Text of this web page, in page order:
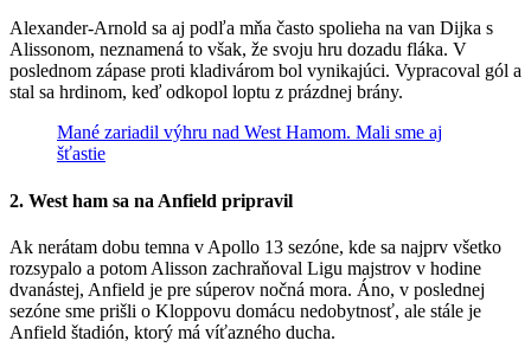
Alexander-Arnold sa aj podľa mňa často spolieha na van Dijka s
Alissonom, neznamená to však, že svoju hru dozadu fláka. V
poslednom zápase proti kladivárom bol vynikajúci. Vypracoval gól a
stal sa hrdinom, keď odkopol loptu z prázdnej brány.
Mané zariadil výhru nad West Hamom. Mali sme aj
šťastie
2. West ham sa na Anfield pripravil
Ak nerátam dobu temna v Apollo 13 sezóne, kde sa najprv všetko
rozsypalo a potom Alisson zachraňoval Ligu majstrov v hodine
dvanástej, Anfield je pre súperov nočná mora. Áno, v poslednej
sezóne sme prišli o Kloppovu domácu nedobytnosť, ale stále je
Anfield štadión, ktorý má víťazného ducha.